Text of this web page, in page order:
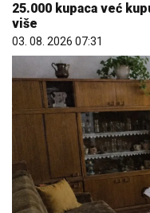
25.000 kupaca već
više
03. 08. 2026 07:31